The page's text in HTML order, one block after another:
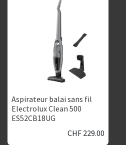
Aspirateur balai sans fil
Electrolux Clean 500
ES52CB18UG
CHF 229.00